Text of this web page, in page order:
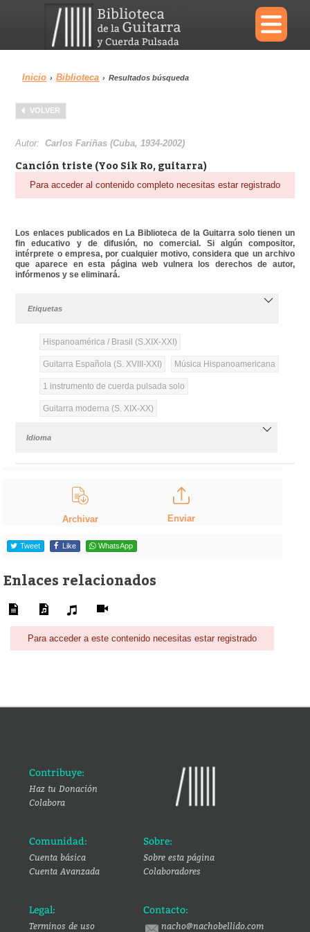
×
Menu
Biblioteca
Inicio › Biblioteca › Resultados búsqueda
VOLVER
Autor:Carlos Fariñas (Cuba, 1934-2002)
Canción triste (Yoo Sik Ro, guitarra)
Para acceder al contenido completo necesitas estar registrado
Los enlaces publicados en La Biblioteca de la Guitarra solo tienen un
fin educativo y de difusión, no comercial. Si algún compositor,
intérprete o empresa, por cualquier motivo, considera que un archivo
que aparece en esta página web vulnera los derechos de autor,
infórmenos y se eliminará.
Etiquetas
Hispanoamérica / Brasil (S.XIX-XXI)
Guitarra Española (S. XVIII-XXI) Música Hispanoamericana
1 instrumento de cuerda pulsada solo
Guitarra moderna (S. XIX-XX)
Idioma
Archivar Enviar
Tweet Like WhatsApp
Enlaces relacionados
Para acceder a este contenido necesitas estar registrado
Contribuye:
Haz tu Donación
Colabora
Comunidad:
Cuenta básica
Cuenta Avanzada
Sobre:
Sobre esta página
Colaboradores
Legal:
Terminos de uso
Contacto:
nacho@nachobellido.com